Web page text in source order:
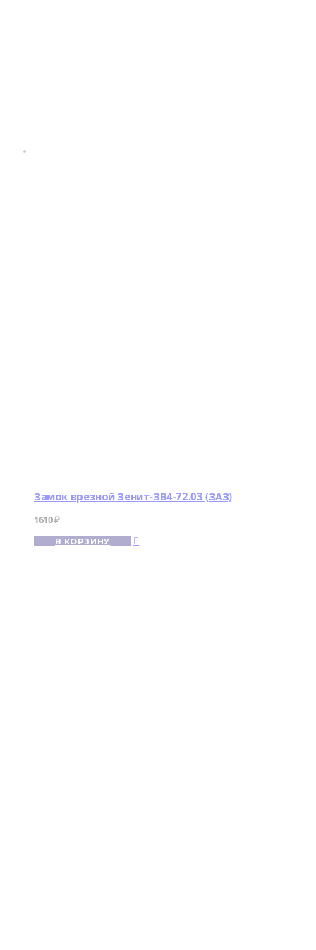
Замок врезной Зенит-ЗВ4-72.03 (ЗАЗ)
1610₽
В КОРЗИНУ